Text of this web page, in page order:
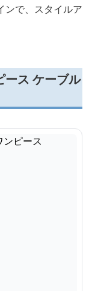
ンで、スタイルア
ース ケーブル